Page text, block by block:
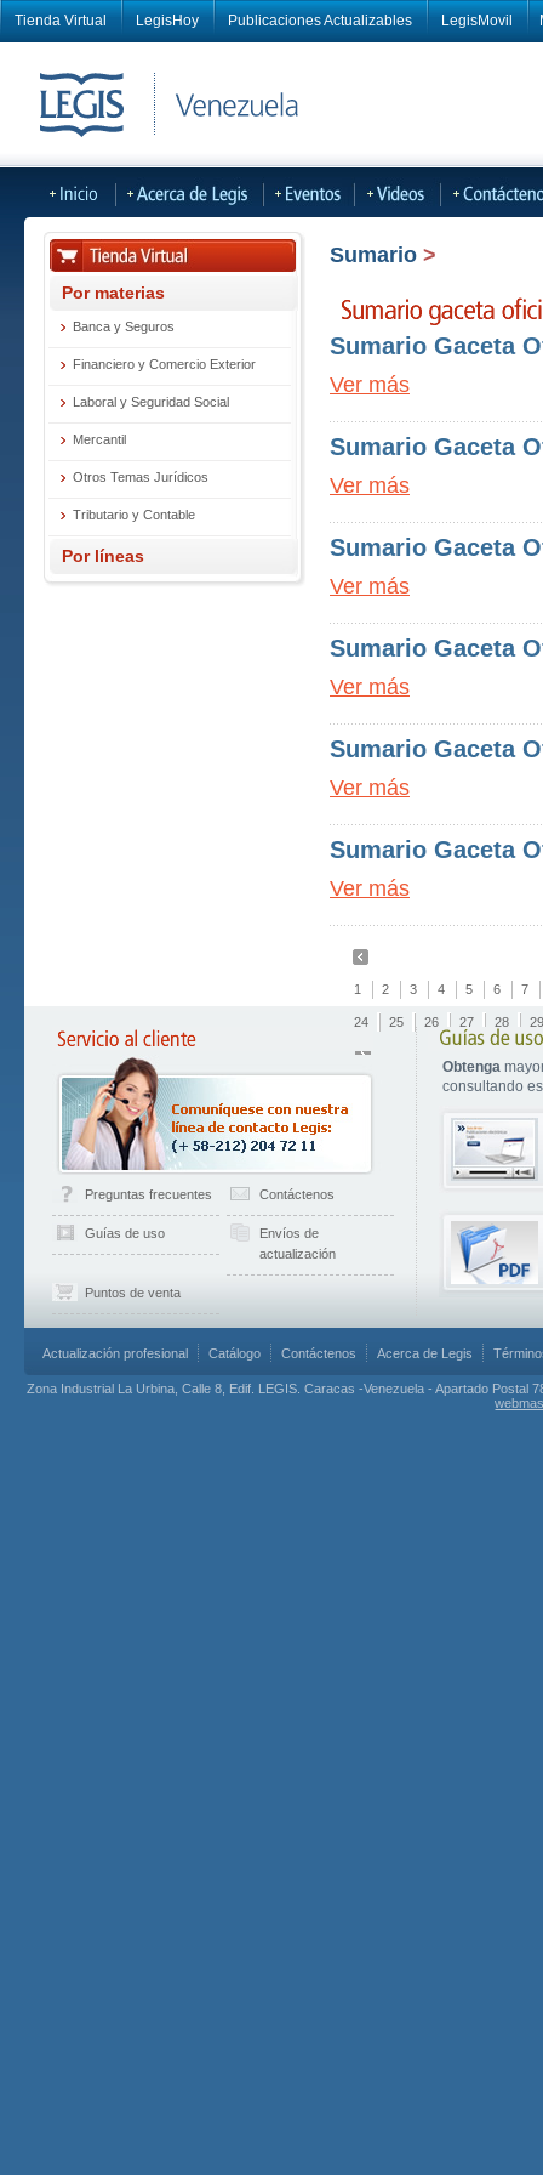
Tienda Virtual LegisHoy Publicaciones Actualizables LegisMovil
Por materias
Banca y Seguros
Financiero y Comercio Exterior
Laboral y Seguridad Social
Mercantil
Otros Temas Jurídicos
Tributario y Contable
Por líneas
Sumario >
Sumario Gaceta
Ver más
Sumario Gaceta
Ver más
Sumario Gaceta
Ver más
Sumario Gaceta
Ver más
Sumario Gaceta
Ver más
Sumario Gaceta
Ver más
1 2 3 4 5 6 7
24 25 26 27 28 29
Preguntas frecuentes Contáctenos
Guías de uso
Envíos de
actualización
Puntos de venta
Obtenga
consultando
Actualización profesional Catálogo Contáctenos Acerca de Legis
Zona Industrial La Urbina, Calle 8, Edif. LEGIS. Caracas -Venezuela - Apartado